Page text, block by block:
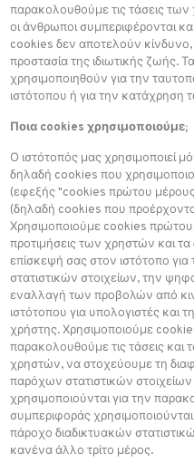
παρακολουθούμε τις τάσεις
οι άνθρωποι συμπεριφέρονται
cookies δεν αποτελούν κίνδυνο,
προστασία της ιδιωτικής ζωής.
χρησιμοποιηθούν για την
ιστότοπου ή για την κατάχρηση
Ποια cookies χρησιμοποιούμε;
Ο ιστότοπός μας χρησιμοποιεί
δηλαδή cookies που
(εφεξής "cookies πρώτου
(δηλαδή cookies που
Χρησιμοποιούμε cookies
προτιμήσεις των χρηστών και
επίσκεψή σας στον ιστότοπο
στατιστικών στοιχείων, την
εναλλαγή των προβολών από
ιστότοπου για υπολογιστές και
χρήστης. Χρησιμοποιούμε
παρακολουθούμε τις τάσεις
χρηστών, να στοχεύουμε τη
παρόχων στατιστικών
χρησιμοποιούνται για την
συμπεριφοράς
πάροχο διαδικτυακών
κανένα άλλο τρίτο μέρος.